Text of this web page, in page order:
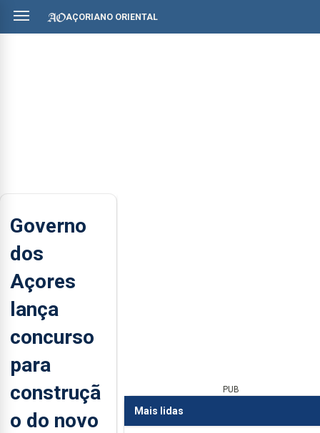
AÇORIANO ORIENTAL
Governo
dos
Açores
lança
concurso
para
construçã
o do novo
PUB
Mais lidas